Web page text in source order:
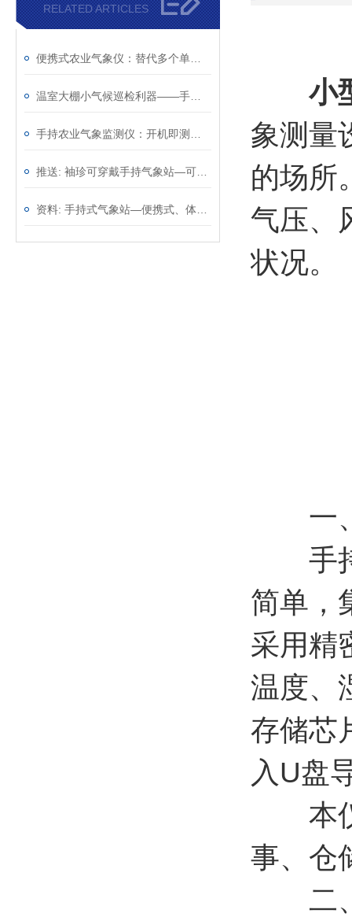
RELATED ARTICLES
小
象测量
的场所
气压、
状况。
一
手持
简单，
采用精
温度、
存储芯
入U盘
本仪
事、仓
二、